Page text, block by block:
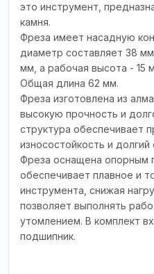
это инструмент,
камня.
Фреза имеет насадную
диаметр составляет 38
мм, а рабочая высота - 15
Общая длина 62 мм.
Фреза изготовлена из
высокую прочность и
структура обеспечивает
износостойкость и
Фреза оснащена опорным
обеспечивает плавное и
инструмента, снижая
позволяет выполнять
утомлением. В комплект
подшипник.